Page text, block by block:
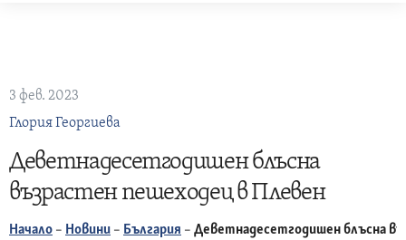
3 фев. 2023
Глория Георгиева
Деветнадесетгодишен блъсна
възрастен пешеходец в Плевен
Начало – Новини – България – Деветнадесетгодишен блъсна